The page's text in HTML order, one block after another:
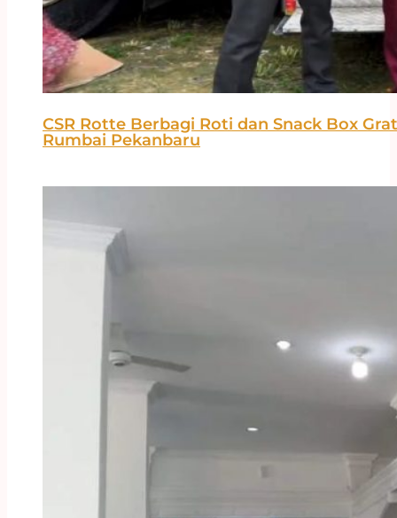
CSR Rotte Berbagi Roti dan Snack Box
Rumbai Pekanbaru